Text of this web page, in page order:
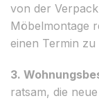
von der
Möbelmontage
einen Termin
3.
ratsam, die